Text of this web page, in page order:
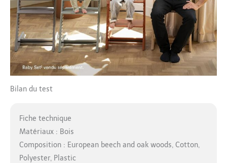
Bilan du test
Fiche technique
Matériaux : Bois
Composition : European beech and oak woods, Cotton,
Polyester, Plastic